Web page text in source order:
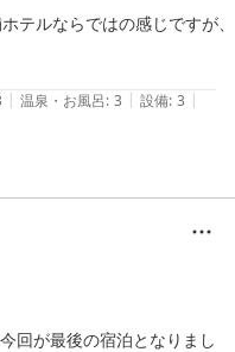
テルならではの感じですが、
| 温泉・お風呂: 3 | 設備: 3 |
回が最後の宿泊となりまし